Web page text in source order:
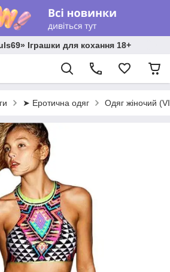
Іграшки для кохання 18+
➤ Еротична одяг Одяг жіночий